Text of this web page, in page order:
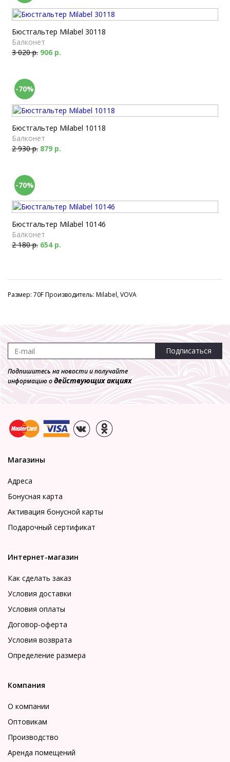
Бюстгальтер Milabel 30118
Балконет
3 020 р. 906 р.
-70%
Бюстгальтер Milabel 10118
Балконет
2 930 р. 879 р.
-70%
Бюстгальтер Milabel 10146
Балконет
2 180 р. 654 р.
Размер: 70F Производитель: Milabel, VOVA
Подписаться
Подпишитесь на новости и получайте
информацию одействующих акциях
Магазины
Адреса
Бонусная карта
Активация бонусной карты
Подарочный сертификат
Интернет-магазин
Как сделать заказ
Условия доставки
Условия оплаты
Договор-оферта
Условия возврата
Определение размера
Компания
О компании
Оптовикам
Производство
Аренда помещений